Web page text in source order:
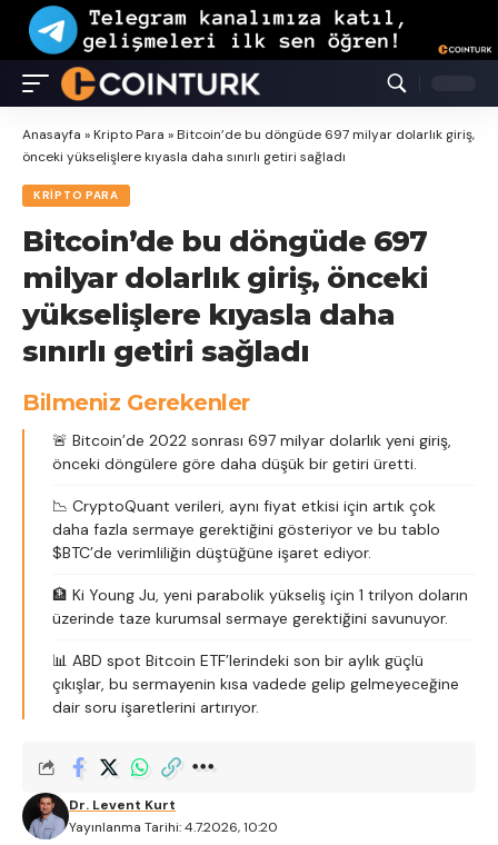
Anasayfa »Kripto Para »Bitcoin’de bu döngüde 697 milyar dolarlık giriş,
önceki yükselişlere kıyasla daha sınırlı getiri sağladı
KRIPTO PARA
Bitcoin’de bu döngüde 697
milyar dolarlık giriş, önceki
yükselişlere kıyasla daha
sınırlı getiri sağladı
Bilmeniz Gerekenler
🚨 Bitcoin’de 2022 sonrası 697 milyar dolarlık yeni giriş,
önceki döngülere göre daha düşük bir getiri üretti.
📉 CryptoQuant verileri, aynı fiyat etkisi için artık çok
daha fazla sermaye gerektiğini gösteriyor ve bu tablo
$BTC’de verimliliğin düştüğüne işaret ediyor.
🏦 Ki Young Ju, yeni parabolik yükseliş için 1 trilyon doların
üzerinde taze kurumsal sermaye gerektiğini savunuyor.
📊 ABD spot Bitcoin ETF’lerindeki son bir aylık güçlü
çıkışlar, bu sermayenin kısa vadede gelip gelmeyeceğine
dair soru işaretlerini artırıyor.
Yayınlanma Tarihi: 4.7.2026, 10:20
Dr. Levent Kurt